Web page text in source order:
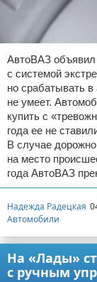
АвтоВАЗ объявил
с системой
но срабатывать
не умеет.
купить с
года ее не
В случае
на место
года АвтоВАЗ
Надежда Радецкая
Автомобили
На «Лады»
с ручным